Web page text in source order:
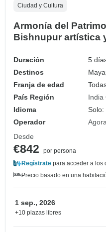
Ciudad y Cultura
Armonía del
Bishnupur artística
Duración
5
Destinos
Franja de edad
País Región
India
Idioma
Solo:
Operador
Desde
€842
por persona
Regístrate para acceder a los
Precio basado en una
1 sep., 2026
+10 plazas libres